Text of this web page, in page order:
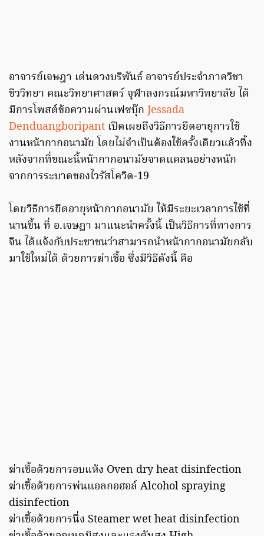
อาจารย์เจษฎา เด่นดวงบริพันธ์ อาจารย์ประจำภาควิชา
ชีววิทยา คณะวิทยาศาสตร์ จุฬาลงกรณ์มหาวิทยาลัย ได้
มีการโพสต์ข้อความผ่านเฟซบุ๊กJessada
Denduangboripant เปิดเผยถึงวิธีการยืดอายุการใช้
งานหน้ากากอนามัย โดยไม่จำเป็นต้องใช้ครั้งเดียวแล้วทิ้ง
หลังจากที่ขณะนี้หน้ากากอนามัยจาดแคลนอย่างหนัก
จากการระบาดของไวรัสโควิด-19
โดยวิธีการยืดอายุหน้ากากอนามัย ให้มีระยะเวลาการใช้ที่
นานขึ้น ที่ อ.เจษฎา มาแนะนำครั้งนี้ เป็นวิธีการที่ทางการ
จีน ได้แจ้งกับประชาชนว่าสามารถนำหน้ากากอนามัยกลับ
มาใช้ใหม่ได้ ด้วยการฆ่าเชื้อ ซึ่งมีวิธีดังนี้ คือ
ฆ่าเชื้อด้วยการอบแห้ง Oven dry heat disinfection
ฆ่าเชื้อด้วยการพ่นแอลกอฮอล์ Alcohol spraying
disinfection
ฆ่าเชื้อด้วยการนึ่ง Steamer wet heat disinfection